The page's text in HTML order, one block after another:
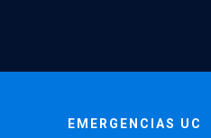
EMERGENCIAS UC